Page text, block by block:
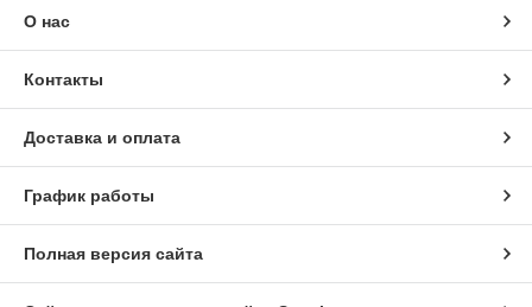
О нас
Контакты
Доставка и оплата
График работы
Полная версия сайта